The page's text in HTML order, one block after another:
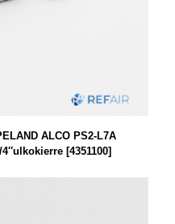
ALCO PS2-L7A
[4351100]